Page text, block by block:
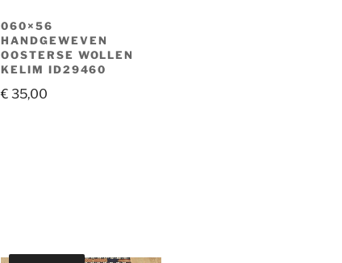
060×56
HANDGEWEVEN
OOSTERSE WOLLEN
KELIM ID29460
€ 35,00